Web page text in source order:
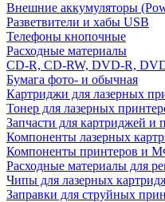
Внешние аккумуляторы
Разветвители и хабы USB
Телефоны кнопочные
Расходные материалы
CD-R, CD-RW, DVD-R,
Бумага фото- и обычная
Картриджи для лазерных
Тонер для лазерных
Запчасти для картриджей и
Компоненты лазерных
Компоненты принтеров и
Расходные материалы для
Чипы для лазерных
Заправки для струйных